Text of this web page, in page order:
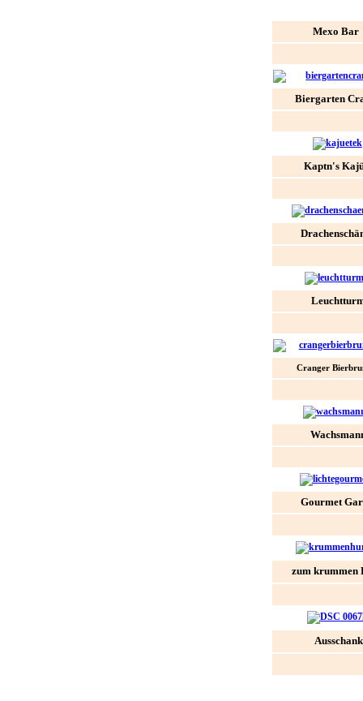
Mexo Bar
Biergarten
Kaptn's
Cranger
Gourmet
zum krummen
Ausschank